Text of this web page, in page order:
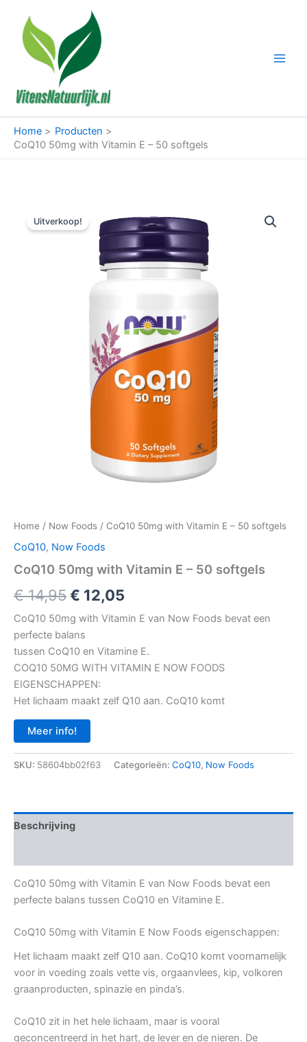
inhoud
Home
Producten
CoQ10 50mg with Vitamin E – 50 softgels
Uitverkoop!
Home / Now Foods / CoQ10 50mg with Vitamin E – 50 softgels
CoQ10, Now Foods
CoQ10 50mg with Vitamin E – 50 softgels
€14,95Oorspronkelijke
prijs
was:
€ 14,95.
€ 12,05
prijs
is:
€ 12,05.
CoQ10 50mg with Vitamin E van Now Foods bevat een
perfecte balans
tussen CoQ10 en Vitamine E.
COQ10 50MG WITH VITAMIN E NOW FOODS
EIGENSCHAPPEN:
Het lichaam maakt zelf Q10 aan. CoQ10 komt
Meer info!
SKU: 58604bb02f63 Categorieën: CoQ10, Now Foods
Beschrijving
CoQ10 50mg with Vitamin E van Now Foods bevat een
perfecte balans tussen CoQ10 en Vitamine E.
CoQ10 50mg with Vitamin E Now Foods eigenschappen:
Het lichaam maakt zelf Q10 aan. CoQ10 komt voornamelijk
voor in voeding zoals vette vis, orgaanvlees, kip, volkoren
graanproducten, spinazie en pinda’s.
CoQ10 zit in het hele lichaam, maar is vooral
geconcentreerd in het hart, de lever en de nieren. De